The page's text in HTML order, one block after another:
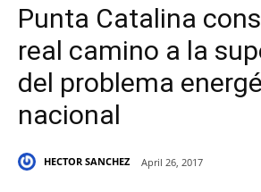
Punta Catalina
real camino a la
del problema
nacional
HECTOR SANCHEZ April 26, 2017